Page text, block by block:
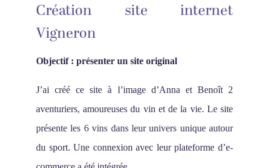
Création site internet
Vigneron
Objectif : présenter un site original
J’ai créé ce site à l’image d’Anna et Benoît 2
aventuriers, amoureuses du vin et de la vie. Le site
présente les 6 vins dans leur univers unique autour
du sport. Une connexion avec leur plateforme d’e-